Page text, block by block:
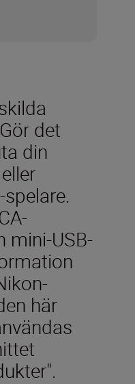
det
din
mini-USB-
här